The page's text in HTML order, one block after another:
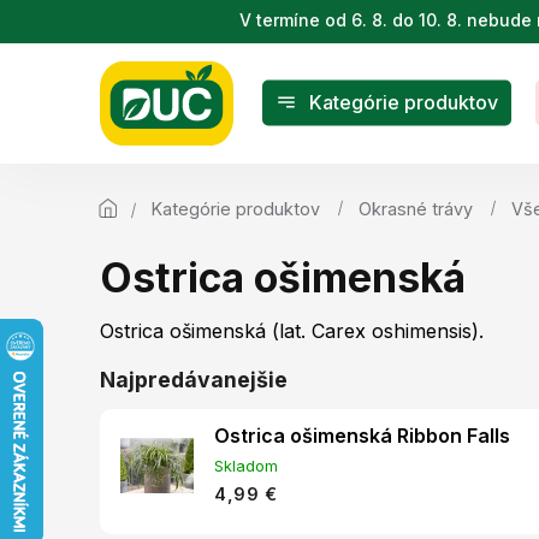
na
V termíne od 6. 8. do 10. 8.
Kategórie produktov
Kategórie produktov Okrasné trávy
Ostrica ošimenská
Ostrica ošimenská (lat. Carex oshimensis).
Najpredávanejšie
Ostrica ošimenská Ribbon Falls
Skladom
4,99 €